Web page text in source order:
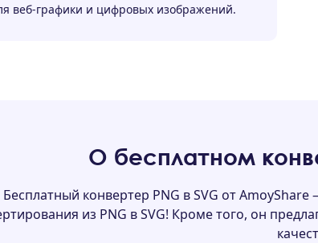
веб-графики и цифровых изображений.
О бесплатном
Бесплатный конвертер PNG в SVG от
из PNG в SVG! Кроме того, он